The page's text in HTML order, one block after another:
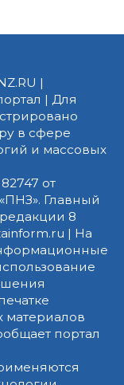
|
| Для
в сфере
и массовых
от
Главный
8
| На
материалов
портал